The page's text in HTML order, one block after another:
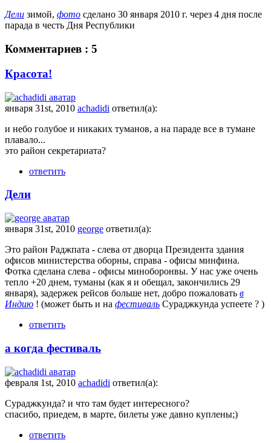
Дели зимой, фото сделано 30 января 2010 г. через 4 дня после
парада в честь Дня Республики
Комментариев : 5
Красота!
января 31st, 2010 achadidi ответил(а):
и небо голубое и никаких туманов, а на параде все в тумане
плавало...
это район секретариата?
ответить
Дели
января 31st, 2010 george ответил(а):
Это район Раджпата - слева от дворца Президента здания
офисов министерства оборны, справа - офисы минфина.
Фотка сделана слева - офисы миноборонвы. У нас уже очень
тепло +20 днем, туманы (как я и обещал, закончились 29
января), задержек рейсов больше нет, добро пожаловать в
Индию ! (может быть и на фестиваль Сураджкунда успеете ? )
ответить
а когда фестиваль
февраля 1st, 2010 achadidi ответил(а):
Сураджкунда? и что там будет интересного?
спасибо, приедем, в марте, билеты уже давно куплены;)
ответить